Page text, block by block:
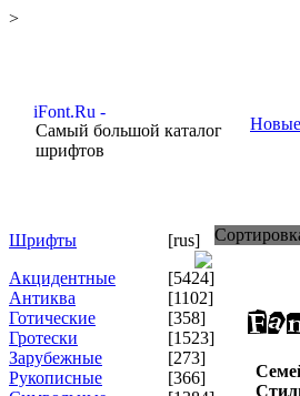
>
Самый большой каталог
шрифтов
Новые
Шрифты
[rus]
Акцидентные
[5424]
Антиква
[1102]
Готические
[358]
Гротески
[1523]
Зарубежные
[273]
Рукописные
[366]